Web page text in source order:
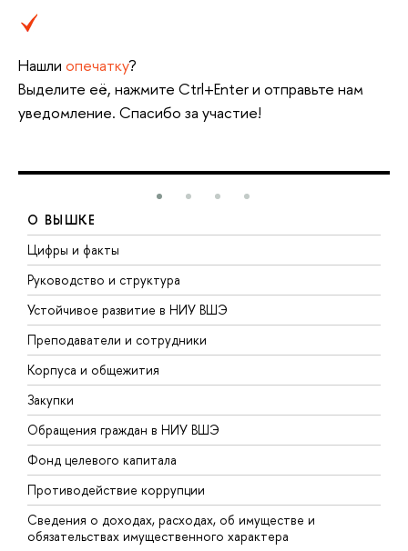
Нашли опечатку?
Выделите её, нажмите Ctrl+Enter и отправьте нам
уведомление. Спасибо за участие!
О ВЫШКЕ
Цифры и факты
Руководство и структура
Устойчивое развитие в НИУ ВШЭ
Преподаватели и сотрудники
Корпуса и общежития
Закупки
Обращения граждан в НИУ ВШЭ
Фонд целевого капитала
Противодействие коррупции
Сведения о доходах, расходах, об имуществе и
обязательствах имущественного характера